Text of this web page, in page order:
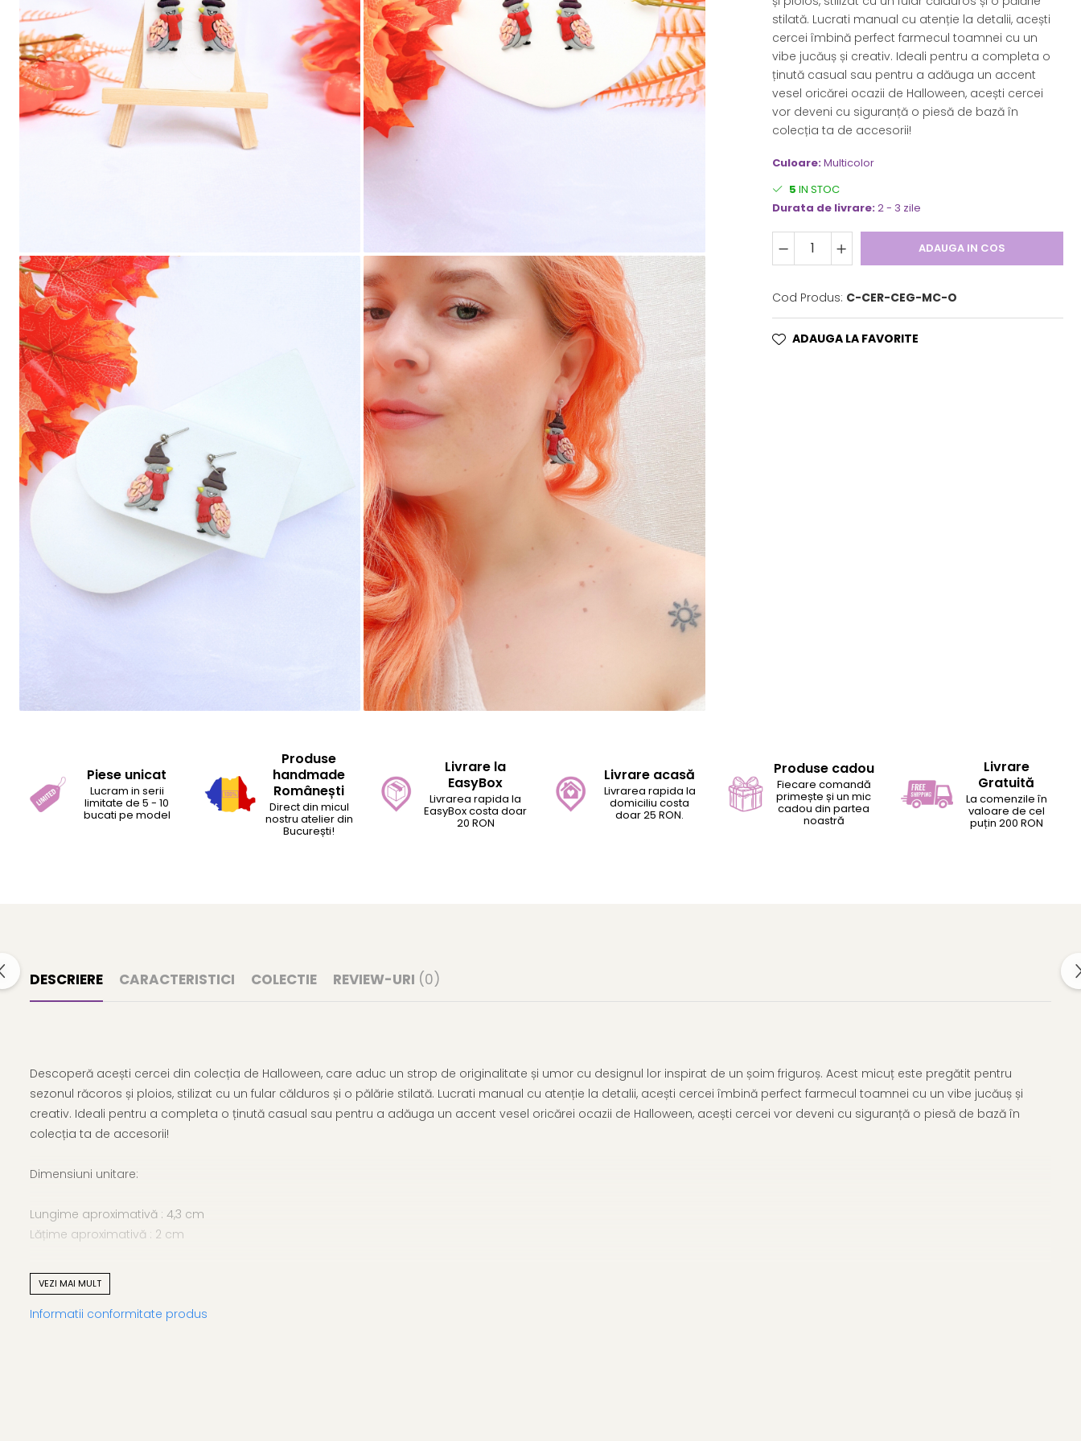
Friends
Fructe
Fundite
Monstera
Neon Collection
stilată. Lucrati manual cu atenție la detalii, acești
cercei îmbină perfect farmecul toamnei cu un
vibe jucăuș și creativ. Ideali pentru a completa o
ținută casual sau pentru a adăuga un accent
vesel oricărei ocazii de Halloween, acești cercei
vor deveni cu siguranță o piesă de bază în
colecția ta de accesorii!
Culoare:Multicolor
5 IN STOC
Durata de livrare:2 - 3 zile
ADAUGA IN COS
Cod Produs: C-CER-CEG-MC-O
ADAUGA LA FAVORITE
Piese unicat
Lucram in serii
limitate de 5 - 10
bucati pe model
Produse
handmade
Românești
Direct din micul
nostru atelier din
București!
Livrare la
EasyBox
Livrarea rapida la
EasyBox costa doar
20 RON
Livrare acasă
Livrarea rapida la
domiciliu costa
doar 25 RON.
Produse cadou
Fiecare comandă
primește și un mic
cadou din partea
noastră
Livrare
Gratuită
La comenzile în
valoare de cel
puțin 200 RON
DESCRIERE CARACTERISTICI COLECTIE REVIEW-URI (0)
Descoperă acești cercei din colecția de Halloween, care aduc un strop de originalitate și umor cu designul lor inspirat de un șoim friguroș. Acest micuț este pregătit pentru
sezonul răcoros și ploios, stilizat cu un fular călduros și o pălărie stilată. Lucrati manual cu atenție la detalii, acești cercei îmbină perfect farmecul toamnei cu un vibe jucăuș și
creativ. Ideali pentru a completa o ținută casual sau pentru a adăuga un accent vesel oricărei ocazii de Halloween, acești cercei vor deveni cu siguranță o piesă de bază în
colecția ta de accesorii!
Dimensiuni unitare:
Lungime aproximativă : 4,3 cm
Lățime aproximativă : 2 cm
Greutate aproximativă : 2,1 g
Culoare: Multicolor
VEZI MAI MULT
Informatii conformitate produs